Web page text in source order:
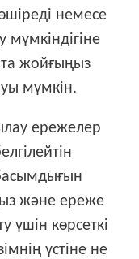
немесе
жойғыңыз
мүмкін.
ережелер
және ереже
үшін көрсеткі
үстіне не